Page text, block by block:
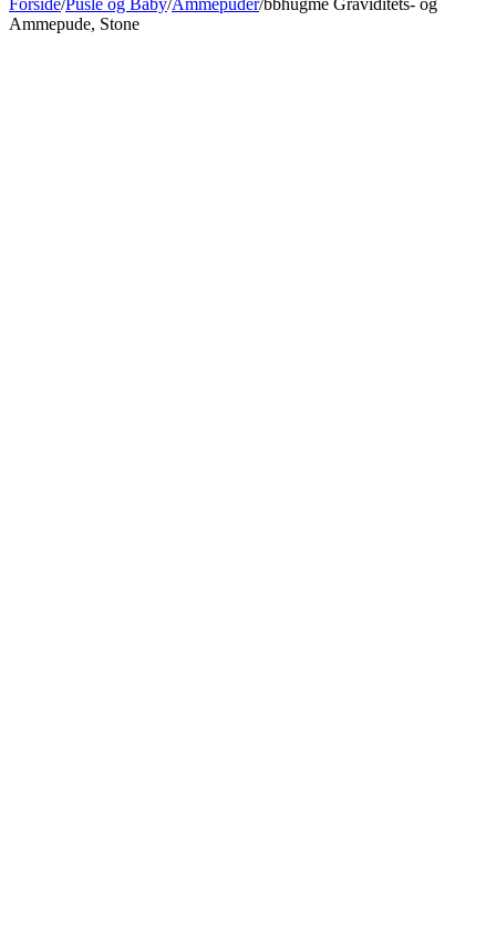
Forside/Pusle og Baby/Ammepuder/bbhugme Graviditets- og
Ammepude, Stone